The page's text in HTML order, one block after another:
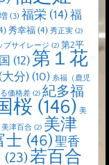
(3) 福栄 (14) 福
秀幸福 (4) 秀正実 (2)
プサイレージ (2) 第2平
(12) 第１花
大分) (10) 糸福（鹿児
価格差 (2) 紀多福
桜 (146) 美
美津百合 (2) 美津
士 (46)聖香
(23)若百合